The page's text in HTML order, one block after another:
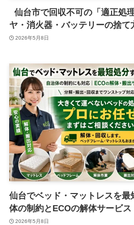
仙台市で回収不可の「適正処
ヤ・消火器・バッテリーの捨て
2026年5月8日
仙台でベッド・マットレスを最
体の制約とECOの解体サービス
2026年5月8日